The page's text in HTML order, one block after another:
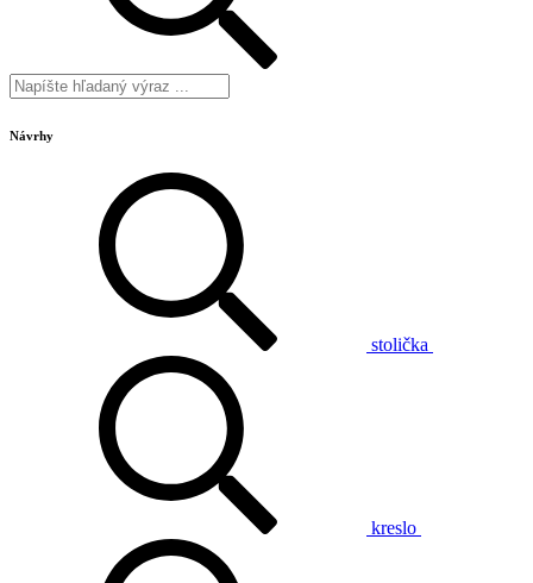
Návrhy
stolička
kreslo